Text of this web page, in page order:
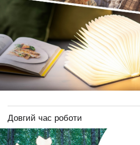
Довгий час роботи